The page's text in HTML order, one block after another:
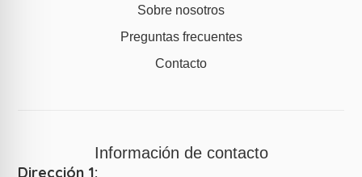
Sobre nosotros
Preguntas frecuentes
Contacto
Información de contacto
Dirección 1: